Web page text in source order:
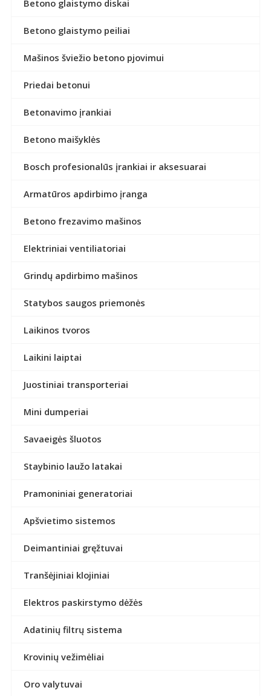
Betono glaistymo diskai
Betono glaistymo peiliai
Mašinos šviežio betono pjovimui
Priedai betonui
Betonavimo įrankiai
Betono maišyklės
Bosch profesionalūs įrankiai ir aksesuarai
Armatūros apdirbimo įranga
Betono frezavimo mašinos
Elektriniai ventiliatoriai
Grindų apdirbimo mašinos
Statybos saugos priemonės
Laikinos tvoros
Laikini laiptai
Juostiniai transporteriai
Mini dumperiai
Savaeigės šluotos
Staybinio laužo latakai
Pramoniniai generatoriai
Apšvietimo sistemos
Deimantiniai gręžtuvai
Tranšėjiniai klojiniai
Elektros paskirstymo dėžės
Adatinių filtrų sistema
Krovinių vežimėliai
Oro valytuvai